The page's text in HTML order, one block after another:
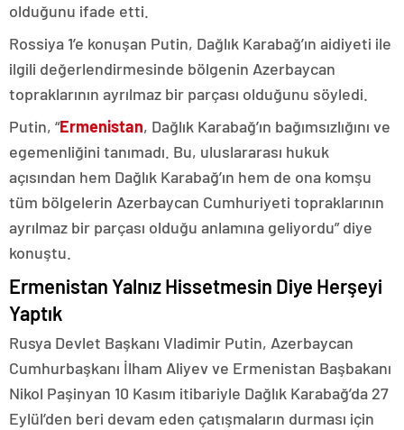
olduğunu ifade etti.
Rossiya 1’e konuşan Putin, Dağlık Karabağ’ın aidiyeti ile
ilgili değerlendirmesinde bölgenin Azerbaycan
topraklarının ayrılmaz bir parçası olduğunu söyledi.
Putin, “Ermenistan, Dağlık Karabağ’ın bağımsızlığını ve
egemenliğini tanımadı. Bu, uluslararası hukuk
açısından hem Dağlık Karabağ’ın hem de ona komşu
tüm bölgelerin Azerbaycan Cumhuriyeti topraklarının
ayrılmaz bir parçası olduğu anlamına geliyordu” diye
konuştu.
Ermenistan Yalnız Hissetmesin Diye Herşeyi
Yaptık
Rusya Devlet Başkanı Vladimir Putin, Azerbaycan
Cumhurbaşkanı İlham Aliyev ve Ermenistan Başbakanı
Nikol Paşinyan 10 Kasım itibariyle Dağlık Karabağ’da 27
Eylül’den beri devam eden çatışmaların durması için